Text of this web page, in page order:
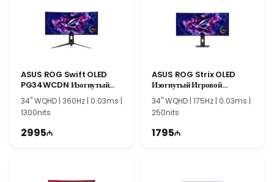
профессиональных геймеров, просмотра мультимедиа и
повседневной работы.
ASUS ROG Swift OLED
PG34WCDN Изогнутый
Игровой Монитор
90LM0CU0-B01971
34" WQHD | 360Hz | 0.03ms |
1300nits
2995
ASUS ROG Strix OLED
Изогнутый Игровой
Монитор XG34WCDG
90LM0B70-B01171
34" WQHD | 175Hz | 0.03ms |
250nits
1795